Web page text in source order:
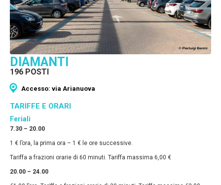
DIAMANTI
196 POSTI
Accesso: via Arianuova
TARIFFE E ORARI
Feriali
7.30 – 20.00
1 € l’ora, la prima ora – 1 € le ore successive.
Tariffa a frazioni orarie di 60 minuti. Tariffa massima 6,00 €
20.00 – 24.00